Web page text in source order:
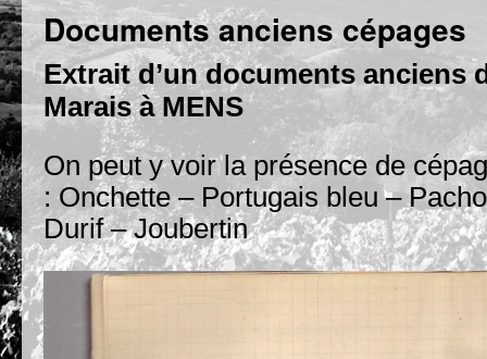
Documents anciens cépages
Extrait d’un documents anciens
Marais à MENS
On peut y voir la présence de
: Onchette – Portugais bleu –
Durif – Joubertin